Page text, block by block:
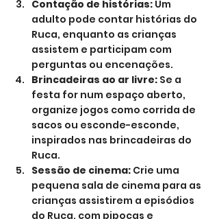
Contação de histórias: Um
adulto pode contar histórias do
Ruca, enquanto as crianças
assistem e participam com
perguntas ou encenações.
Brincadeiras ao ar livre: Se a
festa for num espaço aberto,
organize jogos como corrida de
sacos ou esconde-esconde,
inspirados nas brincadeiras do
Ruca.
Sessão de cinema: Crie uma
pequena sala de cinema para as
crianças assistirem a episódios
do Ruca, com pipocas e